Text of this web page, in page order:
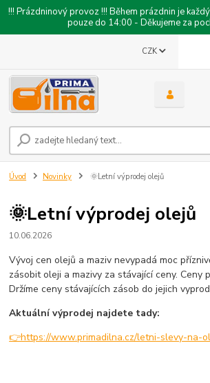
!!! Prázdninový provoz !!! Během prázdnin je
pouze do 14:00 - Děkujeme za
CZK
Úvod Novinky 🌞Letní výprodej olejů
🌞Letní výprodej olejů
10.06.2026
Vývoj cen olejů a maziv nevypadá moc
zásobit oleji a mazivy za stávající ceny. Ceny
Držíme ceny stávajících zásob do jejich
Aktuální výprodej najdete tady:
👉https://www.primadilna.cz/letni-slevy-na-